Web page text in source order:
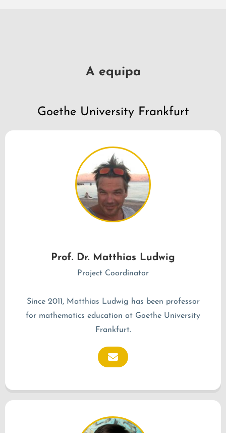
A equipa
Goethe University Frankfurt
Prof. Dr. Matthias Ludwig
Project Coordinator
Since 2011, Matthias Ludwig has been professor
for mathematics education at Goethe University
Frankfurt.